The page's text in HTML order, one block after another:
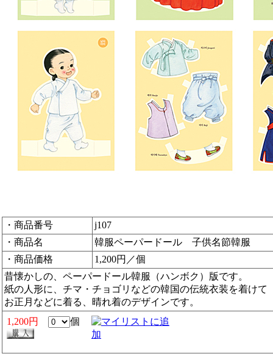
・商品番号
j107
・商品名
韓服ペーパードール 子供名節韓服
・商品価格
1,200円／個
昔懐かしの、ペーパードール韓服（ハンボク）版です。
紙の人形に、チマ・チョゴリなどの韓国の伝統衣装を着けて
お正月などに着る、晴れ着のデザインです。
1,200円
個